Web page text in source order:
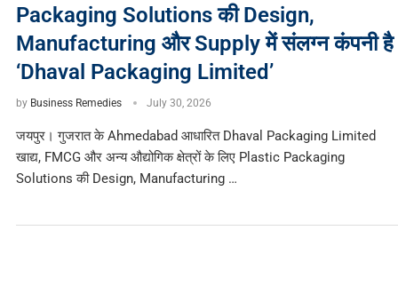
Packaging Solutions की Design,
Manufacturing और Supply में संलग्न कंपनी है
‘Dhaval Packaging Limited’
by Business Remedies July 30, 2026
जयपुर। गुजरात के Ahmedabad आधारित Dhaval Packaging Limited
खाद्य, FMCG और अन्य औद्योगिक क्षेत्रों के लिए Plastic Packaging
Solutions की Design, Manufacturing …